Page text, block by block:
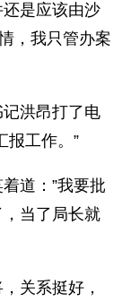
是应该由沙
，我只管办案
洪昂打了电
报工作。”
道：”我要批
当了局长就
关系挺好，